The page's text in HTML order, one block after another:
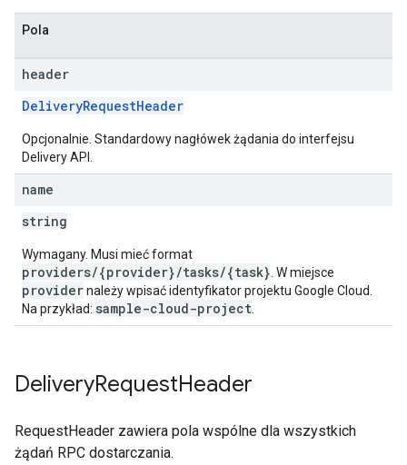
Pola
header
DeliveryRequestHeader
Opcjonalnie. Standardowy nagłówek żądania do interfejsu
Delivery API.
name
string
Wymagany. Musi mieć format
providers/{provider}/tasks/{task} . W miejsce
providernależy wpisać identyfikator projektu Google Cloud.
Na przykład: sample-cloud-project
DeliveryRequestHeader
RequestHeader zawiera pola wspólne dla wszystkich
żądań RPC dostarczania.